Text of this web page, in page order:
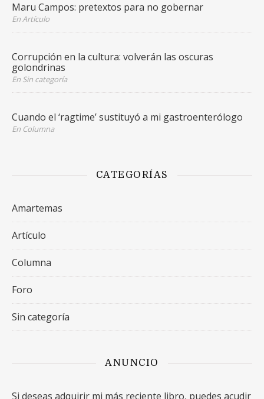
Maru Campos: pretextos para no gobernar
En Artículo
Corrupción en la cultura: volverán las oscuras
golondrinas
En Sin categoría
Cuando el ‘ragtime’ sustituyó a mi gastroenterólogo
En Columna
CATEGORÍAS
Amartemas
Artículo
Columna
Foro
Sin categoría
ANUNCIO
Si deseas adquirir mi más reciente libro, puedes acudir